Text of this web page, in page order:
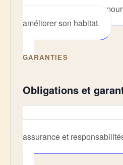
Des conseils pratiques
améliorer son habitat.
GARANTIES
Obligations et
Décennale, biennale,
assurance et